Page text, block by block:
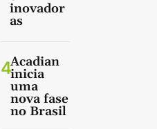
inovador
as
4Acadian
inicia
uma
nova fase
no Brasil